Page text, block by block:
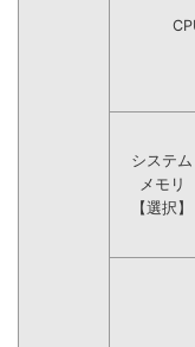
システム
メモリ
【選択】